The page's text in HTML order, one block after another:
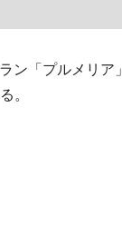
ン「プルメリア」
。